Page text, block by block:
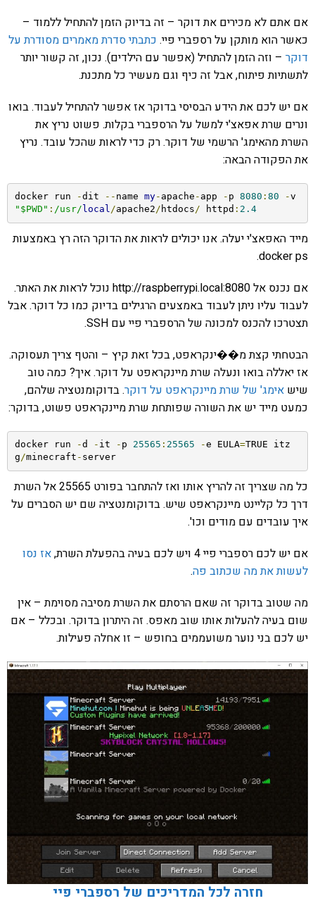
אם אתם לא מכירים את דוקר – זה בדיוק הזמן להתחיל ללמוד –
כאשר הוא מותקן על רספברי פיי. כתבתי סדרת מאמרים מסודרת על
דוקר – וזה הזמן להתחיל (אפשר עם הילדים). נכון, זה קשור יותר
לתשתיות פיתוח, אבל זה כיף וגם מעשיר כל מתכנת.
אם יש לכם את הידע הבסיסי בדוקר אז אפשר להתחיל לעבוד. בואו
ונרים שרת אפאצ'י למשל על הרספברי בקלות. פשוט נריץ את
השרת מהאימג' הרשמי של דוקר. רק כדי לראות שהכל עובד. נריץ
את הפקודה הבאה:
docker run -dit -- name my- apache - app - p 8080 : 80 -
"$PWD" : /usr/ local/apache2/ htdocs/ httpd : 2.4
מייד האפאצ'י יעלה. אנו יכולים לראות את הדוקר הזה רץ באמצעות
docker ps.
אם נכנס אל http://raspberrypi.local:8080 נוכל לראות את האתר.
לעבוד עליו ניתן לעבוד באמצעים הרגילים בדיוק כמו כל דוקר. אבל
תצטרכו להכנס למכונה של הרספברי פיי עם SSH.
הבטחתי קצת מ��ינקראפט, בכל זאת קיץ – והטף צריך תעסוקה.
אז יאללה בואו ונעלה שרת מיינקראפט על דוקר. איך? כמה טוב
שיש אימג' של שרת מיינקראפט על דוקר. בדוקומנטציה שלהם,
כמעט מייד יש את השורה שפותחת שרת מיינקראפט פשוט, בדוקר:
docker run -d - it - p 25565 : 25565 -e EULA=TRUE itz
g/minecraft - server
כל מה שצריך זה להריץ אותו ואז להתחבר בפורט 25565 אל השרת
דרך כל קליינט מיינקראפט שיש. בדוקומנטציה שם יש הסברים על
איך עובדים עם מודים וכו'.
אם יש לכם רספברי פיי 4 ויש לכם בעיה בהפעלת השרת,
אז נסו
לעשות את מה שכתוב פה.
מה שטוב בדוקר זה שאם הרסתם את השרת מסיבה מסוימת – אין
שום בעיה להעלות אותו שוב מאפס. זה היתרון בדוקר. ובכלל – אם
יש לכם בני נוער משועממים בחופש – זו אחלה פעילות.
חזרה לכל המדריכים של רספברי פיי